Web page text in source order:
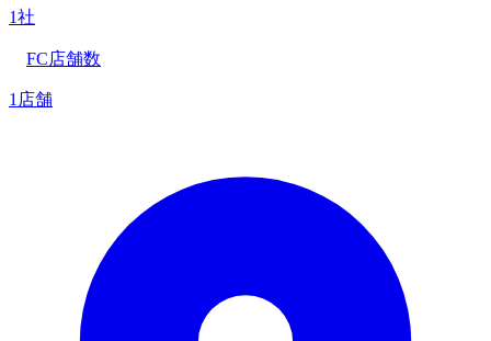
1社
FC店舗数
1店舗